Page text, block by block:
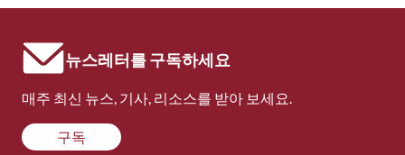
뉴스레터를 구독하세요
매주 최신 뉴스, 기사, 리소스를 받아 보세요.
구독